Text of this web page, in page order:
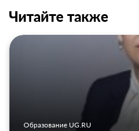
Читайте также
Образование UG.RU